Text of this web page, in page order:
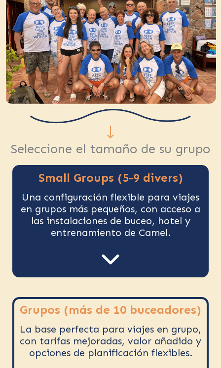
Seleccione el tamaño de su grupo
Small Groups (5-9 divers)
Una configuración flexible para viajes
en grupos más pequeños, con acceso a
las instalaciones de buceo, hotel y
entrenamiento de Camel.
Grupos (más de 10 buceadores)
La base perfecta para viajes en grupo,
con tarifas mejoradas, valor añadido y
opciones de planificación flexibles.